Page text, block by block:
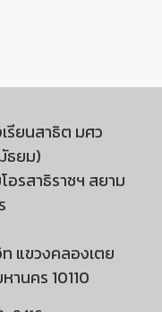
รียนสาธิต มศว
ธยม)
อรสาธิราชฯ สยาม
แขวงคลองเตย
านคร 10110